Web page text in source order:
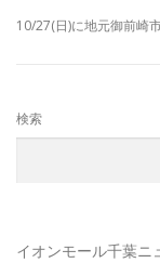
10/27(日)に地元御前崎
検索
イオンモール千葉ニ